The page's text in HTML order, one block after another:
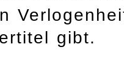
gibt.